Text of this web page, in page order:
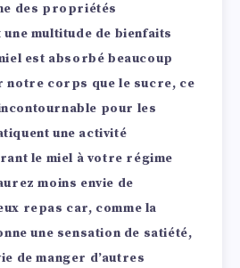
des propriétés
multitude de bienfaits
est absorbé beaucoup
notre corps que le sucre, ce
pour les
une activité
le miel à votre régime
moins envie de
repas car, comme la
une sensation de satiété,
de manger d’autres